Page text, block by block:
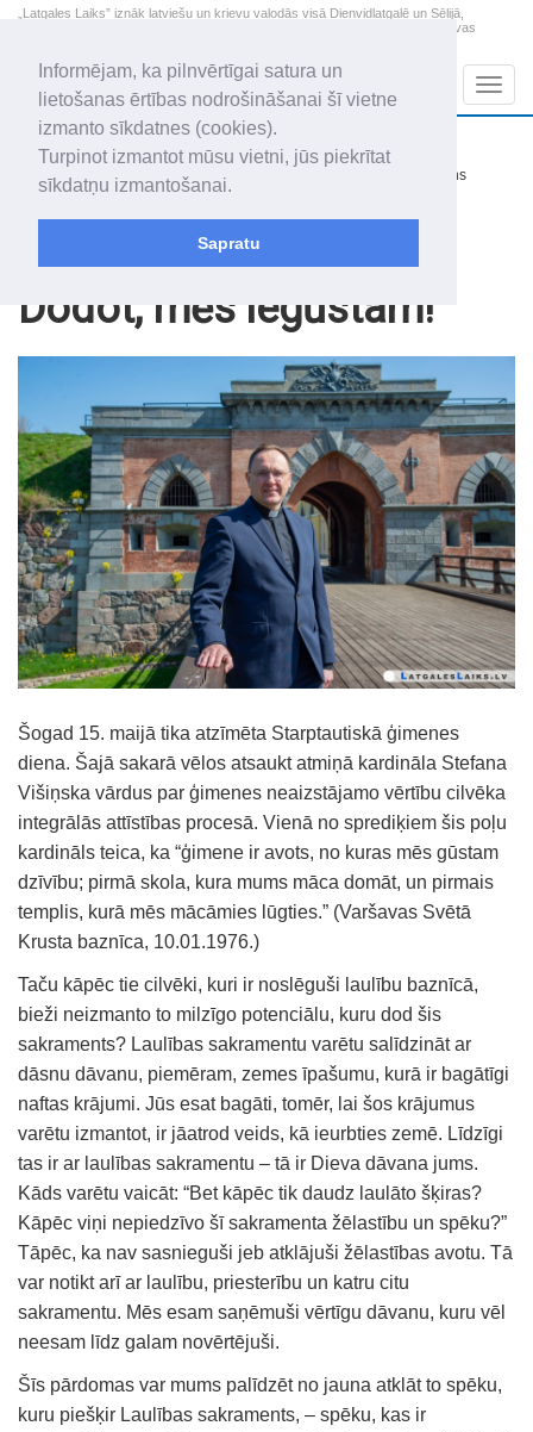
Informējam, ka pilnvērtīgai satura un
lietošanas ērtības nodrošināšanai šī vietne
izmanto sīkdatnes (cookies).
Turpinot izmantot mūsu vietni, jūs piekrītat
sīkdatņu izmantošanai.
Sapratu
„Latgales Laiks” iznāk latviešu un krievu valodās visā Dienvidlatgalē un Sēlijā,
„Latgales Laiks” latviešu valodā aptver Daugavpils valstspilsētu, Augšdaugavas
2026. gada 8. augusts
Sestdiena
Mudīte, Vladislava, Vladislavs
+14.5
nedaudz mākoņains
Dodot, mēs iegūstam!
Šogad 15. maijā tika atzīmēta Starptautiskā ģimenes
diena. Šajā sakarā vēlos atsaukt atmiņā kardināla Stefana
Višiņska vārdus par ģimenes neaizstājamo vērtību cilvēka
integrālās attīstības procesā. Vienā no sprediķiem šis poļu
kardināls teica, ka “ģimene ir avots, no kuras mēs gūstam
dzīvību; pirmā skola, kura mums māca domāt, un pirmais
templis, kurā mēs mācāmies lūgties.” (Varšavas Svētā
Krusta baznīca, 10.01.1976.)
Taču kāpēc tie cilvēki, kuri ir noslēguši laulību baznīcā,
bieži neizmanto to milzīgo potenciālu, kuru dod šis
sakraments? Laulības sakramentu varētu salīdzināt ar
dāsnu dāvanu, piemēram, zemes īpašumu, kurā ir bagātīgi
naftas krājumi. Jūs esat bagāti, tomēr, lai šos krājumus
varētu izmantot, ir jāatrod veids, kā ieurbties zemē. Līdzīgi
tas ir ar laulības sakramentu – tā ir Dieva dāvana jums.
Kāds varētu vaicāt: “Bet kāpēc tik daudz laulāto šķiras?
Kāpēc viņi nepiedzīvo šī sakramenta žēlastību un spēku?”
Tāpēc, ka nav sasnieguši jeb atklājuši žēlastības avotu. Tā
var notikt arī ar laulību, priesterību un katru citu
sakramentu. Mēs esam saņēmuši vērtīgu dāvanu, kuru vēl
neesam līdz galam novērtējuši.
Šīs pārdomas var mums palīdzēt no jauna atklāt to spēku,
kuru piešķir Laulības sakraments, – spēku, kas ir